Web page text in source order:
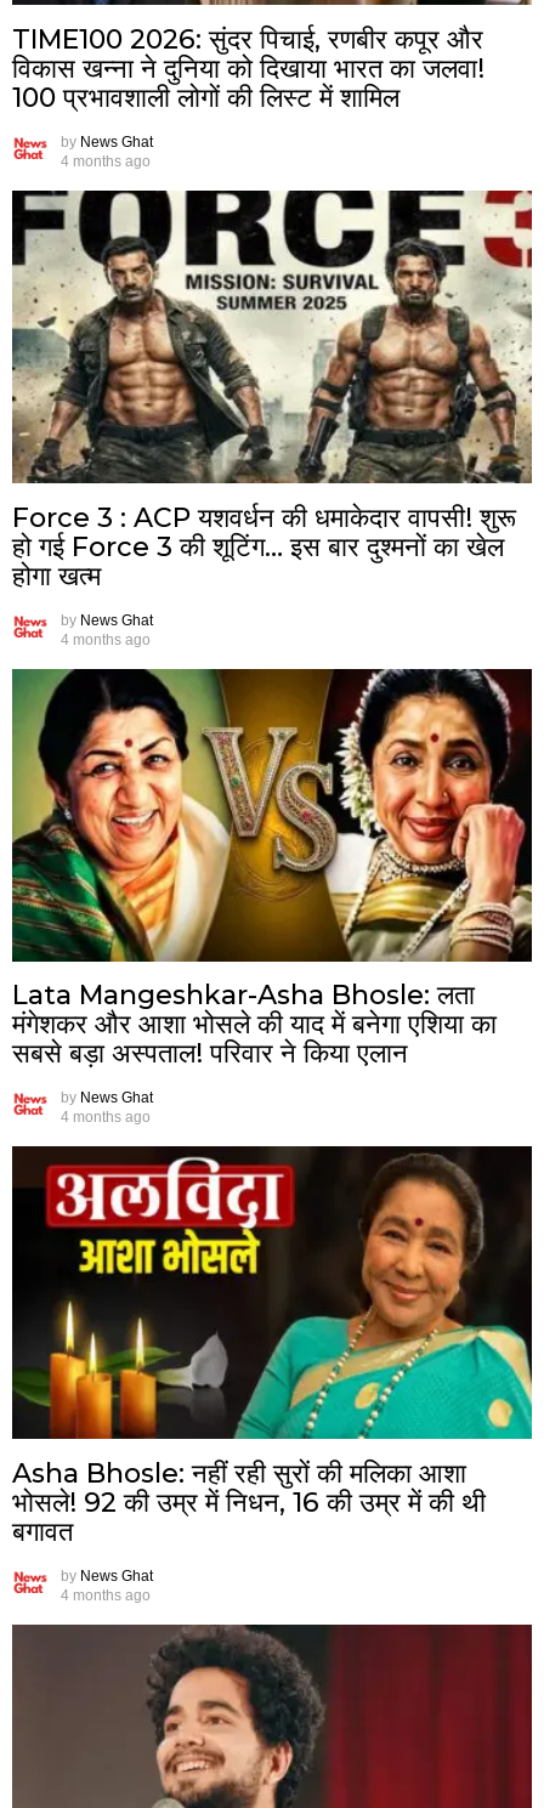
TIME100 2026: सुंदर पिचाई, रणबीर कपूर और
विकास खन्ना ने दुनिया को दिखाया भारत का जलवा!
100 प्रभावशाली लोगों की लिस्ट में शामिल
by News Ghat
4 months ago
Force 3 : ACP यशवर्धन की धमाकेदार वापसी! शुरू
हो गई Force 3 की शूटिंग… इस बार दुश्मनों का खेल
होगा खत्म
by News Ghat
4 months ago
Lata Mangeshkar-Asha Bhosle: लता
मंगेशकर और आशा भोसले की याद में बनेगा एशिया का
सबसे बड़ा अस्पताल! परिवार ने किया एलान
by News Ghat
4 months ago
Asha Bhosle: नहीं रही सुरों की मलिका आशा
भोसले! 92 की उम्र में निधन, 16 की उम्र में की थी
बगावत
by News Ghat
4 months ago